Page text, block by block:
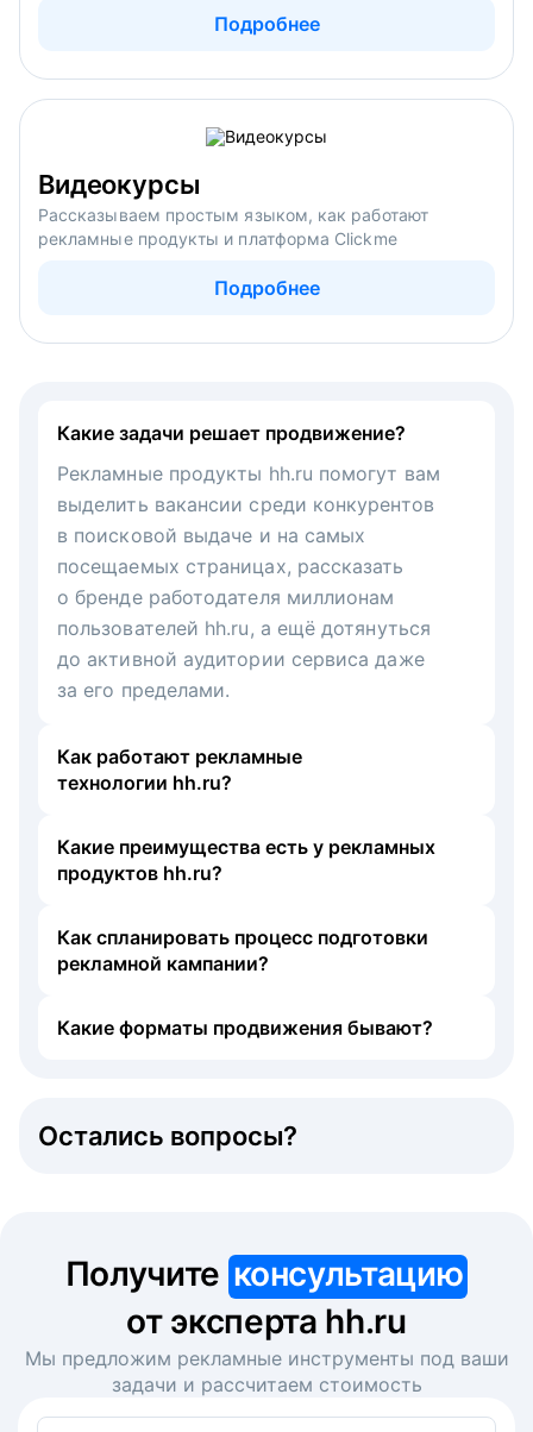
Подробнее
Видеокурсы
Рассказываем простым языком, как работают
рекламные продукты и платформа Clickme
Подробнее
Какие задачи решает продвижение?
Рекламные продукты hh.ru помогут вам
выделить вакансии среди конкурентов
в поисковой выдаче и на самых
посещаемых страницах, рассказать
о бренде работодателя миллионам
пользователей hh.ru, а ещё дотянуться
до активной аудитории сервиса даже
за его пределами.
Как работают рекламные
технологии hh.ru?
Какие преимущества есть у рекламных
продуктов hh.ru?
Как спланировать процесс подготовки
рекламной кампании?
Какие форматы продвижения бывают?
Остались вопросы?
Получите консультацию
от эксперта hh.ru
Мы предложим рекламные инструменты под ваши
задачи и рассчитаем стоимость